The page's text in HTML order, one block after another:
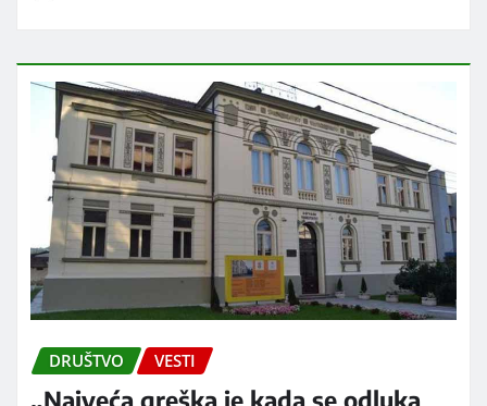
DRUŠTVO VESTI
„Najveća greška je kada se odluka